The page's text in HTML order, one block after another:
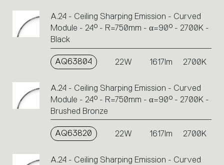
A.24 - Ceiling Sharping Emission - Curved
Module - 24° - R=750mm - α=90° - 2700K -
Black
AQ63804 22W 1617lm 2700K
A.24 - Ceiling Sharping Emission - Curved
Module - 24° - R=750mm - α=90° - 2700K -
Brushed Bronze
AQ63820 22W 1617lm 2700K
A.24 - Ceiling Sharping Emission - Curved